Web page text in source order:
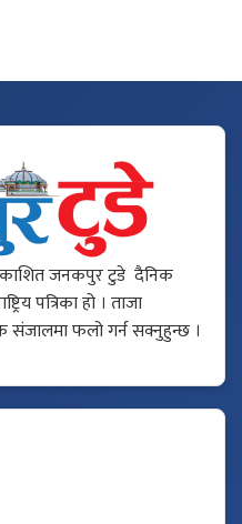
प्रकाशित जनकपुर टुडे दैनिक
पत्रिका हो । ताजा
संजालमा फलो गर्न सक्नुहुन्छ ।